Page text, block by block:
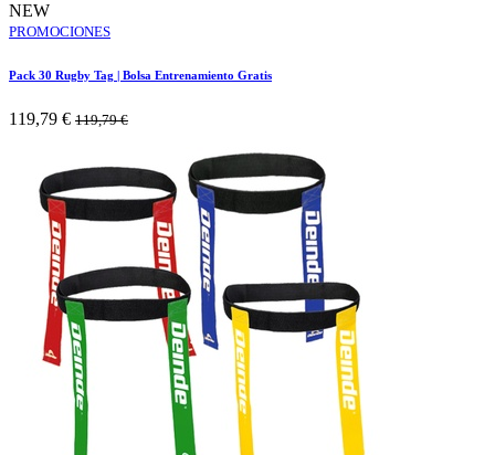
NEW
PROMOCIONES
Pack 30 Rugby Tag | Bolsa Entrenamiento Gratis
119,79 € 119,79€